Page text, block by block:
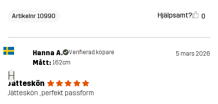
Artikelnr 10990 Hjälpsamt? 0
H
Hanna A. Verifierad köpare 5 mars 2026
Mått: 162cm
Jätteskön
Jätteskön , perfekt passform